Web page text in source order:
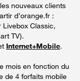
nouveaux clients
d’orange.fr :
Classic,
TV).
Internet+Mobile.
mois en fonction du
de 4 forfaits mobile